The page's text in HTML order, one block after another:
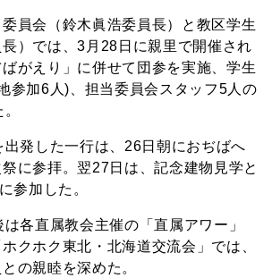
員会（鈴木眞浩委員長）と教区学生
）では、3月28日に親里で開催され
がえり」に併せて団参を実施、学生
参加6人)、担当委員会スタッフ5人の
発した一行は、26日朝におぢばへ
に参拝。翌27日は、記念建物見学と
参加した。
各直属教会主催の「直属アワー」
クホク東北・北海道交流会」では、
の親睦を深めた。